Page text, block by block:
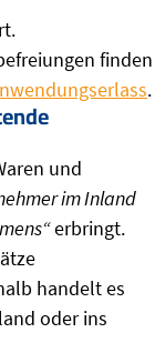
finden
.
und
im Inland
erbringt.
handelt es
oder ins